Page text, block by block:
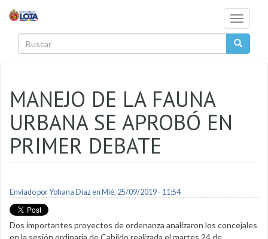
Toggle
MANEJO DE LA FAUNA
URBANA SE APROBÓ EN
PRIMER DEBATE
Enviado porYohana Diazen Mié, 25/09/2019 - 11:54
Dos importantes proyectos de ordenanza analizaron los concejales
en la sesión ordinaria de Cabildo realizada el martes 24 de